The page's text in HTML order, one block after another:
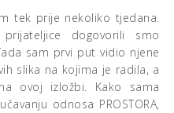
tek prije nekoliko tjedana.
prijateljice dogovorili smo
sam prvi put vidio njene
slika na kojima je radila, a
ovoj izložbi. Kako sama
odnosa PROSTORA,